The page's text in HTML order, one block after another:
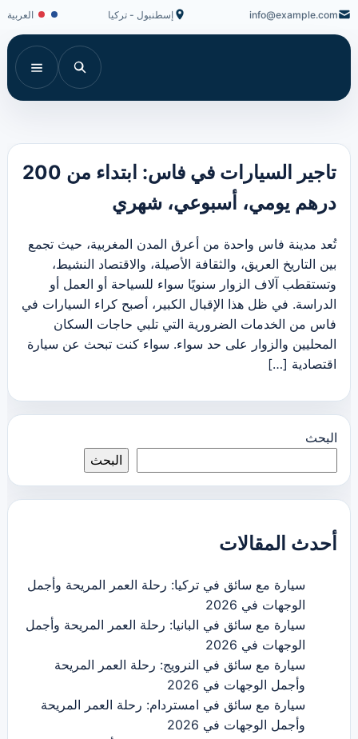
info@example.com إسطنبول - تركيا العربية
تاجير السيارات في فاس: ابتداء من 200
درهم يومي، أسبوعي، شهري
تُعد مدينة فاس واحدة من أعرق المدن المغربية، حيث تجمع
بين التاريخ العريق، والثقافة الأصيلة، والاقتصاد النشيط،
وتستقطب آلاف الزوار سنويًا سواء للسياحة أو العمل أو
الدراسة. في ظل هذا الإقبال الكبير، أصبح كراء السيارات في
فاس من الخدمات الضرورية التي تلبي حاجات السكان
المحليين والزوار على حد سواء. سواء كنت تبحث عن سيارة
اقتصادية […]
البحث
البحث
أحدث المقالات
سيارة مع سائق في تركيا: رحلة العمر المريحة وأجمل
الوجهات في 2026
سيارة مع سائق في البانيا: رحلة العمر المريحة وأجمل
الوجهات في 2026
سيارة مع سائق في النرويج: رحلة العمر المريحة
وأجمل الوجهات في 2026
سيارة مع سائق في امستردام: رحلة العمر المريحة
وأجمل الوجهات في 2026